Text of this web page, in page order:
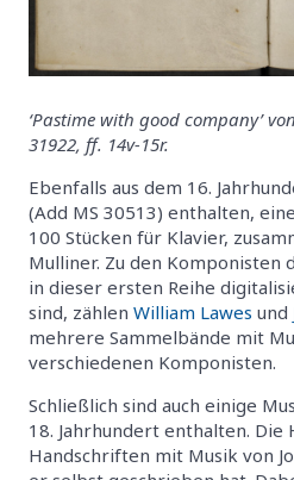
‘Pastime with good company’
31922, ff. 14v-15r.
Ebenfalls aus dem 16.
(Add MS 30513) enthalten,
100 Stücken für Klavier,
Mulliner. Zu den Komponisten
in dieser ersten Reihe
sind, zählen William Lawes und
mehrere Sammelbände mit
verschiedenen Komponisten.
Schließlich sind auch einige
18. Jahrhundert enthalten.
Handschriften mit Musik von